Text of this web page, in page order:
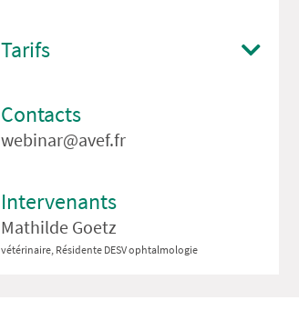
Tarifs
Contacts
webinar@avef.fr
Intervenants
Mathilde Goetz
vétérinaire, Résidente DESV ophtalmologie